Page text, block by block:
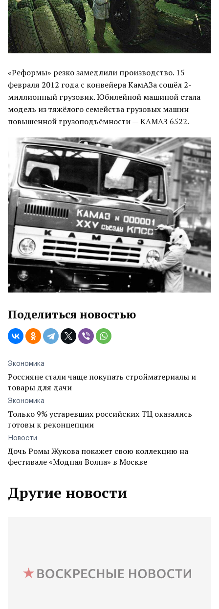
«Реформы» резко замедлили производство. 15
февраля 2012 года с конвейера КамАЗа сошёл 2-
миллионный грузовик. Юбилейной машиной стала
модель из тяжёлого семейства грузовых машин
повышенной грузоподъёмности — КАМАЗ 6522.
Поделиться новостью
Экономика
Россияне стали чаще покупать стройматериалы и
товары для дачи
Экономика
Только 9% устаревших российских ТЦ оказались
готовы к реконцепции
Новости
Дочь Ромы Жукова покажет свою коллекцию на
фестивале «Модная Волна» в Москве
Другие новости